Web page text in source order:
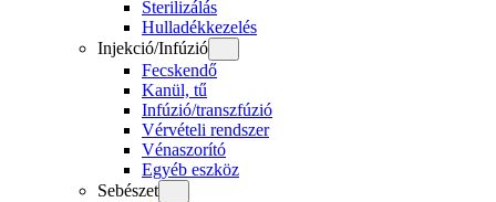
Sterilizálás
Hulladékkezelés
Injekció/Infúzió
Fecskendő
Kanül, tű
Infúzió/transzfúzió
Vérvételi rendszer
Vénaszorító
Egyéb eszköz
Sebészet